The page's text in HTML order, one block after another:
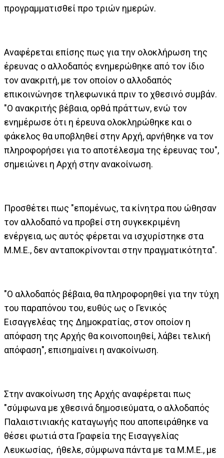
προγραμματισθεί προ τριών ημερών.
Αναφέρεται επίσης πως για την ολοκλήρωση της
έρευνας ο αλλοδαπός ενημερώθηκε από τον ίδιο
τον ανακριτή, με τον οποίον ο αλλοδαπός
επικοινώνησε τηλεφωνικά πριν το χθεσινό συμβάν.
"Ο ανακριτής βέβαια, ορθά πράττων, ενώ τον
ενημέρωσε ότι η έρευνα ολοκληρώθηκε και ο
φάκελος θα υποβληθεί στην Αρχή, αρνήθηκε να τον
πληροφορήσει για το αποτέλεσμα της έρευνας του",
σημειώνει η Αρχή στην ανακοίνωση.
Προσθέτει πως "επομένως, τα κίνητρα που ώθησαν
τον αλλοδαπό να προβεί στη συγκεκριμένη
ενέργεια, ως αυτός φέρεται να ισχυρίστηκε στα
Μ.Μ.Ε., δεν ανταποκρίνονται στην πραγματικότητα".
"Ο αλλοδαπός βέβαια, θα πληροφορηθεί για την τύχη
του παραπόνου του, ευθύς ως ο Γενικός
Εισαγγελέας της Δημοκρατίας, στον οποίον η
απόφαση της Αρχής θα κοινοποιηθεί, λάβει τελική
απόφαση", επισημαίνει η ανακοίνωση.
Στην ανακοίνωση της Αρχής αναφέρεται πως
"σύμφωνα με χθεσινά δημοσιεύματα, ο αλλοδαπός
Παλαιστινιακής καταγωγής που αποπειράθηκε να
θέσει φωτιά στα Γραφεία της Εισαγγελίας
Λευκωσίας, ήθελε, σύμφωνα πάντα με τα Μ.Μ.Ε., με